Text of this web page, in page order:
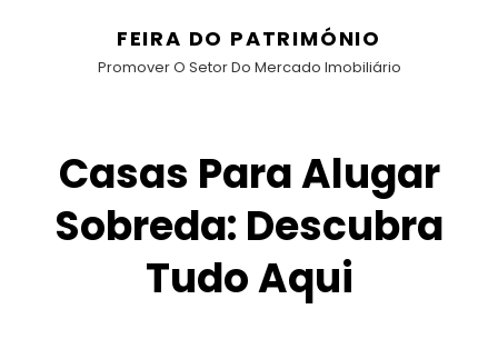
FEIRA DO PATRIMÓNIO
Promover O Setor Do Mercado Imobiliário
Casas Para Alugar
Sobreda: Descubra
Tudo Aqui